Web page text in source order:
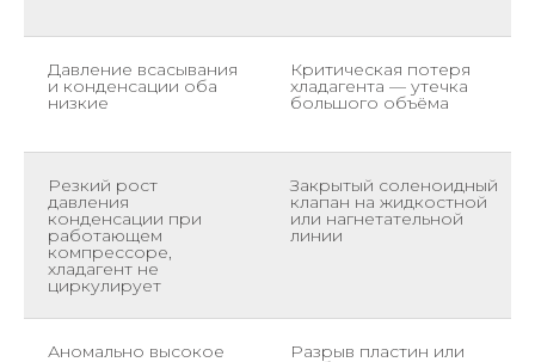
Давление всасывания
и конденсации оба
низкие
Критическая потеря
хладагента — утечка
большого объёма
Резкий рост
давления
конденсации при
работающем
компрессоре,
хладагент не
циркулирует
Закрытый соленоидный
клапан на жидкостной
или нагнетательной
линии
Аномально высокое Разрыв пластин или